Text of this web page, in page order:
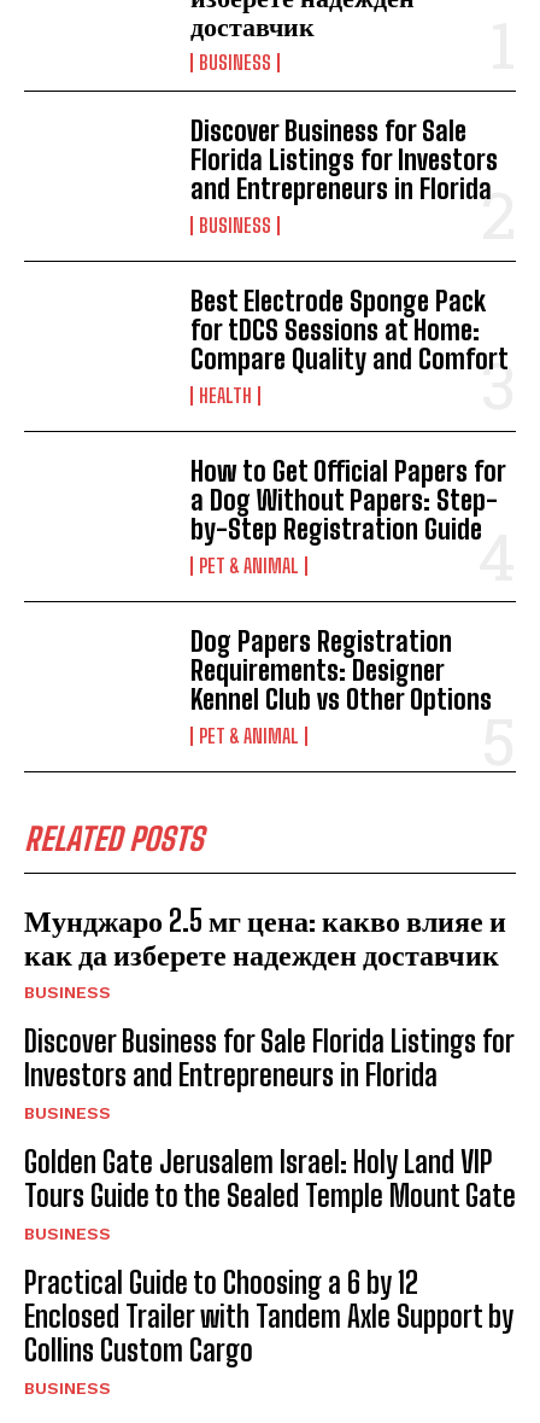
доставчик
BUSINESS
Discover Business for Sale
Florida Listings for Investors
and Entrepreneurs in Florida
BUSINESS
Best Electrode Sponge Pack
for tDCS Sessions at Home:
Compare Quality and Comfort
HEALTH
How to Get Official Papers for
a Dog Without Papers: Step-
by-Step Registration Guide
PET & ANIMAL
Dog Papers Registration
Requirements: Designer
Kennel Club vs Other Options
PET & ANIMAL
RELATED POSTS
Мунджаро 2.5 мг цена: какво влияе и
как да изберете надежден доставчик
BUSINESS
Discover Business for Sale Florida Listings for
Investors and Entrepreneurs in Florida
BUSINESS
Golden Gate Jerusalem Israel: Holy Land VIP
Tours Guide to the Sealed Temple Mount Gate
BUSINESS
Practical Guide to Choosing a 6 by 12
Enclosed Trailer with Tandem Axle Support by
Collins Custom Cargo
BUSINESS